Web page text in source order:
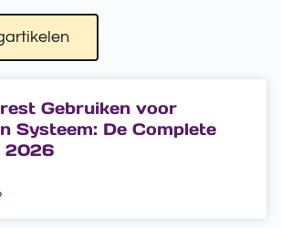
Gebruiken voor
Systeem: De Complete
2026